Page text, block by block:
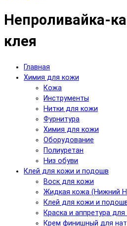
Непроливайка-
клея
Главная
Химия для кожи
Кожа
Инструменты
Нитки для кожи
Фурнитура
Химия для кожи
Оборудование
Полиуретан
Низ обуви
Клей для кожи и подошв
Воск для кожи
Жидкая кожа (Нижний
Клей для кожи и
Краска и аппретура
Крем финишный для